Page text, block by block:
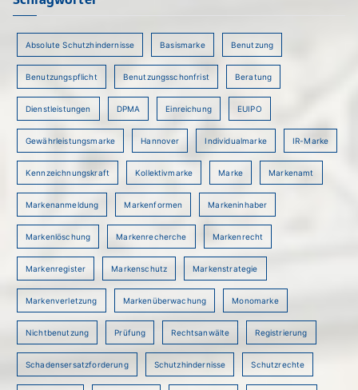
Absolute Schutzhindernisse Basismarke Benutzung
Benutzungspflicht Benutzungsschonfrist Beratung
Dienstleistungen DPMA Einreichung EUIPO
Gewährleistungsmarke Hannover Individualmarke IR-Marke
Kennzeichnungskraft Kollektivmarke Marke Markenamt
Markenanmeldung Markenformen Markeninhaber
Markenlöschung Markenrecherche Markenrecht
Markenregister Markenschutz Markenstrategie
Markenverletzung Markenüberwachung Monomarke
Nichtbenutzung Prüfung Rechtsanwälte Registrierung
Schadensersatzforderung Schutzhindernisse Schutzrechte